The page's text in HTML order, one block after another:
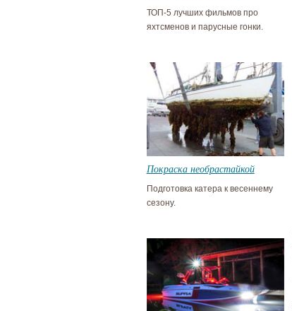
ТОП-5 лучших фильмов про
яхтсменов и парусные гонки.
Покраска необрастайкой
Подготовка катера к весеннему
сезону.